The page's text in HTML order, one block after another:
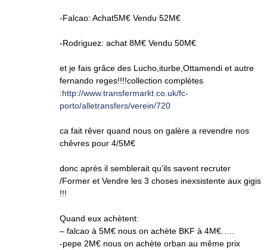
-Falcao: Achat5M€ Vendu 52M€
-Rodriguez: achat 8M€ Vendu 50M€
et je fais grâce des Lucho,iturbe,Ottamendi et autre
fernando reges!!!!collection complètes
:http://www.transfermarkt.co.uk/fc-
porto/alletransfers/verein/720
ca fait rêver quand nous on galère a revendre nos
chêvres pour 4/5M€
donc après il semblerait qu’ils savent recruter
/Former et Vendre les 3 choses inexsistente aux gigis
!!!
Quand eux achètent:
– falcao à 5M€ nous on achète BKF à 4M€…..
-pepe 2M€ nous on achète orban au même prix